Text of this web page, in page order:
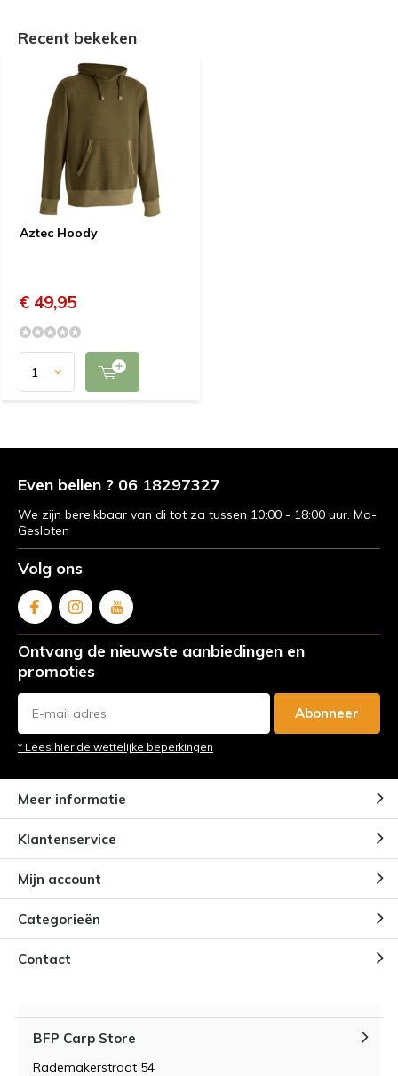
Recent bekeken
Aztec Hoody
€ 49,95
Even bellen ? 06 18297327
We zijn bereikbaar van di tot za tussen 10:00 - 18:00 uur. Ma-
Gesloten
Volg ons
Ontvang de nieuwste aanbiedingen en
promoties
Abonneer
* Lees hier de wettelijke beperkingen
Meer informatie
Klantenservice
Mijn account
Categorieën
Contact
BFP Carp Store
Rademakerstraat 54